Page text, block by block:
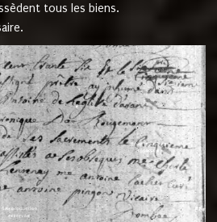
tous les biens.